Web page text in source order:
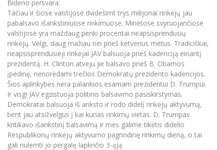
MRU mobilios programėlės
Pagalbos sistema
Profesinė sąjunga
Kontaktų paieška
Bideno persvara.
Tačiau ir šiose valstijose dvidešimt trys milijonai rinkėjų jau
pabalsavo išankstiniuose rinkimuose. Minėtose svyruojančiose
valstijose yra maždaug penki procentai neapsisprendusių
rinkėjų. Vėlgi, daug mažiau nei prieš ketverius metus. Tradiciškai,
neapsisprendusieji rinkėjai JAV balsuoja prieš kadenciją einantį
prezidentą. H. Clinton atveju jie balsavo prieš B. Obamos
įpėdinę, nenorėdami trečios Demokratų prezidento kadencijos.
Šios aplinkybės nėra palankios esamam prezidentui D. Trumpui.
Ir visgi JAV egzistuoja politinis balsavimo pasiskirstymas.
Demokratai balsuoja iš anksto ir rodo didelį rinkėjų aktyvumą,
bent jau atsižvelgus į kai kurias rinkimų vietas. D. Trumpas
kritikavo išankstinį balsavimą ir mes galime tikėtis didelio
Respublikonų rinkėjų aktyvumo pagrindinę rinkimų dieną, o tai
gali nulemti jo pergalę lapkričio 3-ąją.